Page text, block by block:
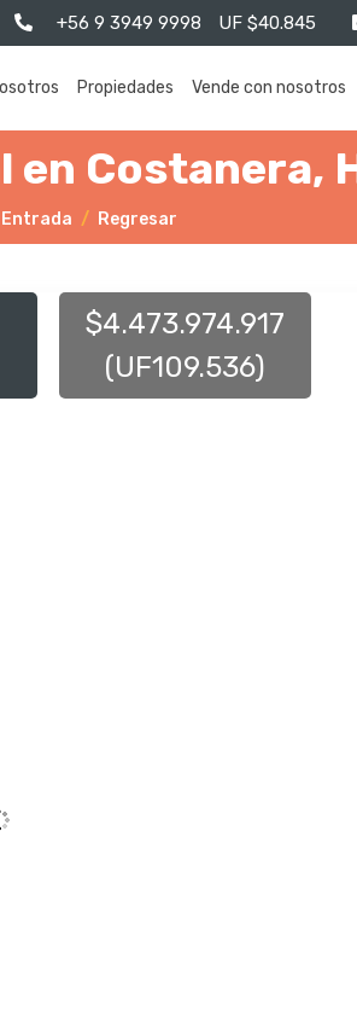
+56 9 3949 9998 UF $40.845
Propiedades Vende con nosotros
Costanera,
Entrada Regresar
$4.473.974.917
(UF109.536)